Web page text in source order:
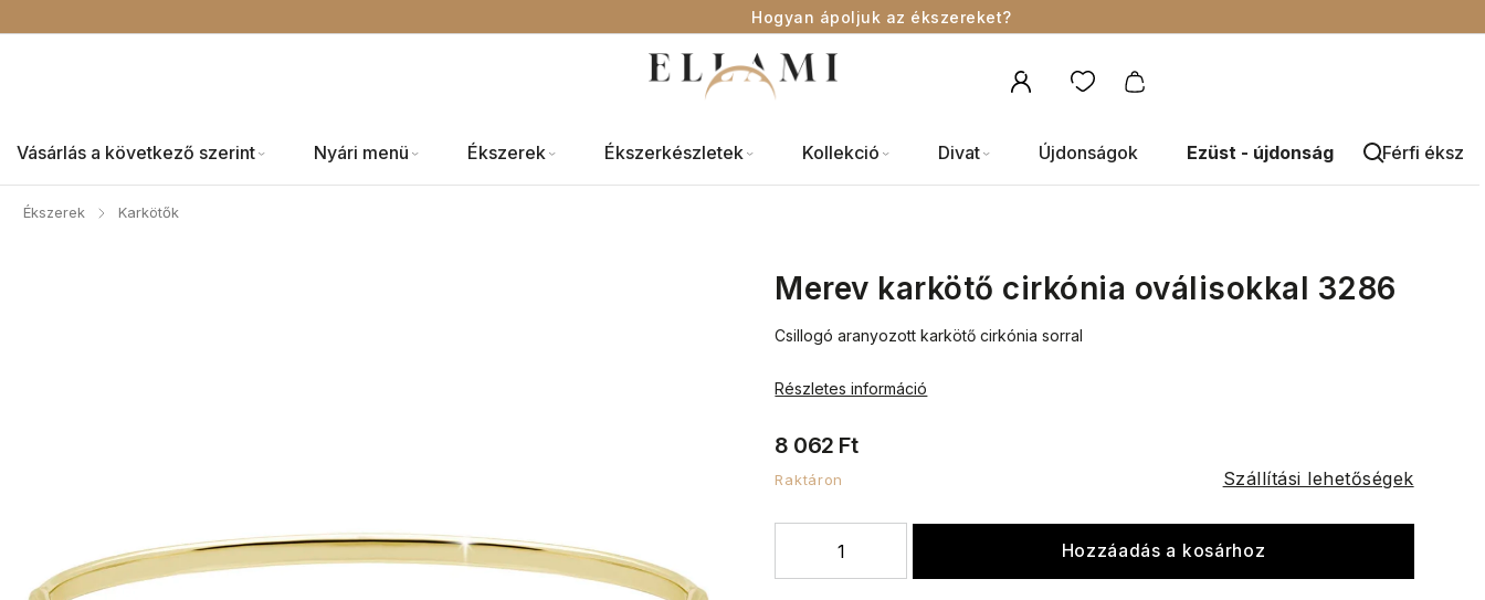
Hogyan ápoljuk az ékszereket?
Vásárlás a következő szerint Nyári menü Ékszerek Ékszerkészletek Kollekció Divat Újdonságok Ezüst - újdonság Férfi
Ékszerek / Karkötők
Merev karkötő cirkónia oválisokkal 3286
8 062 Ft
Raktáron Szállítási lehetőségek
Hozzáadás a kosárhoz
Csillogó aranyozott karkötő cirkónia sorral
Részletes információ